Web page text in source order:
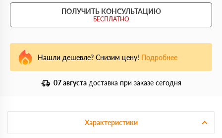
ПОЛУЧИТЬ КОНСУЛЬТАЦИЮ
БЕСПЛАТНО
Нашли дешевле? Снизим цену! Подробнее
07 августа доставка при заказе сегодня
Характеристики